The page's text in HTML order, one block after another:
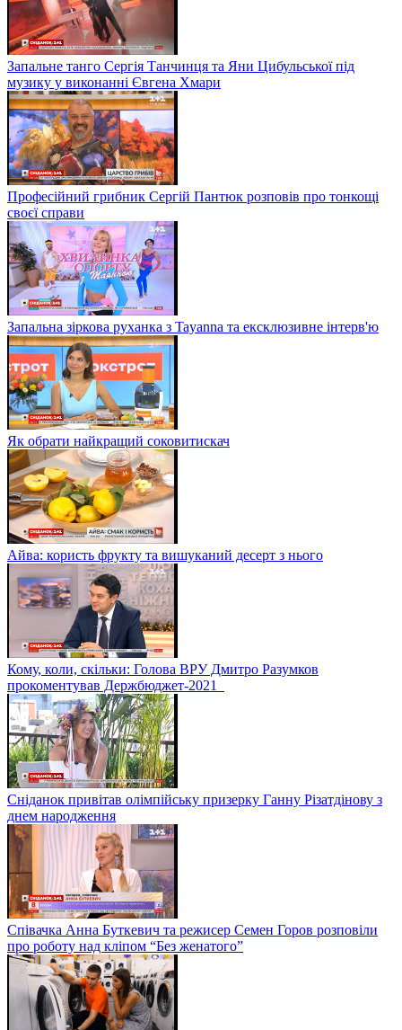
Запальне танго Сергія Танчинця та Яни Цибульської під
музику у виконанні Євгена Хмари
Професійний грибник Сергій Пантюк розповів про тонкощі
своєї справи
Запальна зіркова руханка з Tayanna та ексклюзивне інтерв'ю
Як обрати найкращий соковитискач
Айва: користь фрукту та вишуканий десерт з нього
Кому, коли, скільки: Голова ВРУ Дмитро Разумков
прокоментував Держбюджет-2021
Сніданок привітав олімпійську призерку Ганну Різатдінову з
днем народження
Співачка Анна Буткевич та режисер Семен Горов розповіли
про роботу над кліпом “Без женатого”